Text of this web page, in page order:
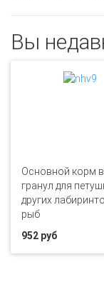
Вы
Основной корм
гранул для
других
рыб
952 руб